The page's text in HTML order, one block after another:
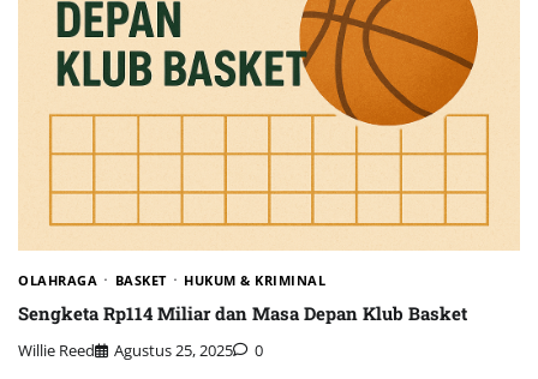
OLAHRAGA BASKET HUKUM & KRIMINAL
Sengketa Rp114 Miliar dan Masa Depan Klub Basket
Willie Reed Agustus 25, 2025 0